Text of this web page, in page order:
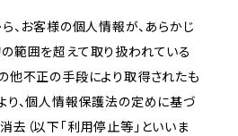
、お客様の個人情報が、あらかじ
範囲を超えて取り扱われている
他不正の手段により取得されたも
り、個人情報保護法の定めに基づ
去（以下「利用停止等」といいま